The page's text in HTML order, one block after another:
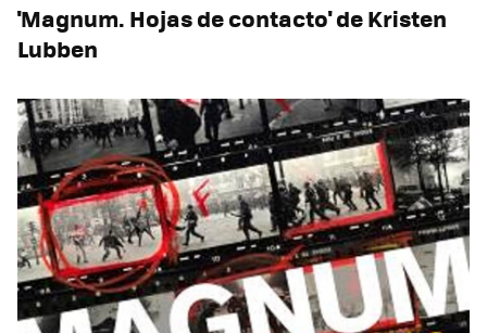
'Magnum. Hojas de contacto' de Kristen
Lubben